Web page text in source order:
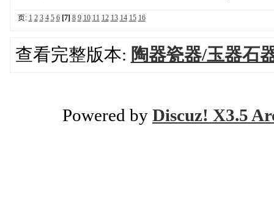
页: 1 2 3 4 5 6 [7] 8 9 10 11 12 13 14 15 16
查看完整版本: 陶器瓷器/玉器石
Powered by Discuz! X3.5